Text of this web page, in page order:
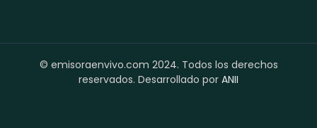
© emisoraenvivo.com 2024. Todos los derechos
reservados. Desarrollado por ANII